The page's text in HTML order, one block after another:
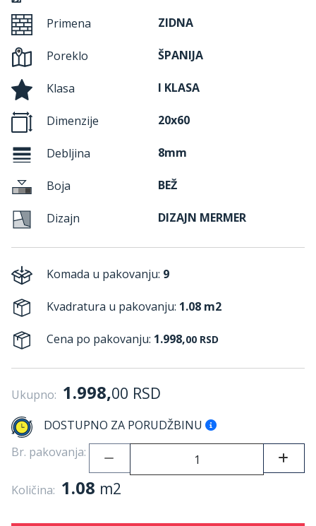
Primena ZIDNA
Poreklo ŠPANIJA
Klasa I KLASA
Dimenzije 20x60
Debljina 8mm
Boja BEŽ
Dizajn DIZAJN MERMER
Komada u pakovanju: 9
Kvadratura u pakovanju: 1.08 m2
Cena po pakovanju: 1.998,00 RSD
Ukupno: 1.998,00 RSD
DOSTUPNO ZA PORUDŽBINU
Br. pakovanja:
Količina: 1.08 m2